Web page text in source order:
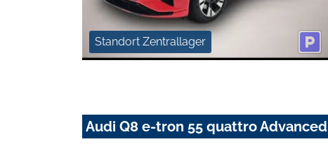
Standort Zentrallager
Audi Q8 e-tron 55 quattro Advanced